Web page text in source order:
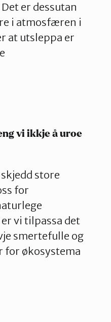
er dessutan
i atmosfæren i
at utsleppa er
vi ikkje å uroe
store
for
vi tilpassa det
smertefulle og
for økosystema